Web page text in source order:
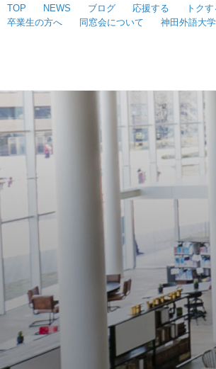
TOP NEWS ブログ 応援する トクす
卒業生の方へ
同窓会について 神田外語大学